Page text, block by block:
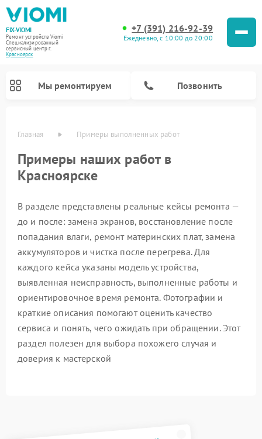
FIX-VIOMI
Ремонт устройств Viomi
Специализированный
cервисный центр г.
Красноярск
+7 (391) 216-92-39
Ежедневно, с 10:00 до 20:00
Мы ремонтируем Позвонить
Главная Примеры выполненных работ
Примеры наших работ в
Красноярске
В разделе представлены реальные кейсы ремонта —
до и после: замена экранов, восстановление после
попадания влаги, ремонт материнских плат, замена
аккумуляторов и чистка после перегрева. Для
каждого кейса указаны модель устройства,
выявленная неисправность, выполненные работы и
ориентировочное время ремонта. Фотографии и
краткие описания помогают оценить качество
сервиса и понять, чего ожидать при обращении. Этот
раздел полезен для выбора похожего случая и
доверия к мастерской